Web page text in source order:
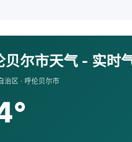
贝尔市天气 - 实时
治区 · 呼伦贝尔市